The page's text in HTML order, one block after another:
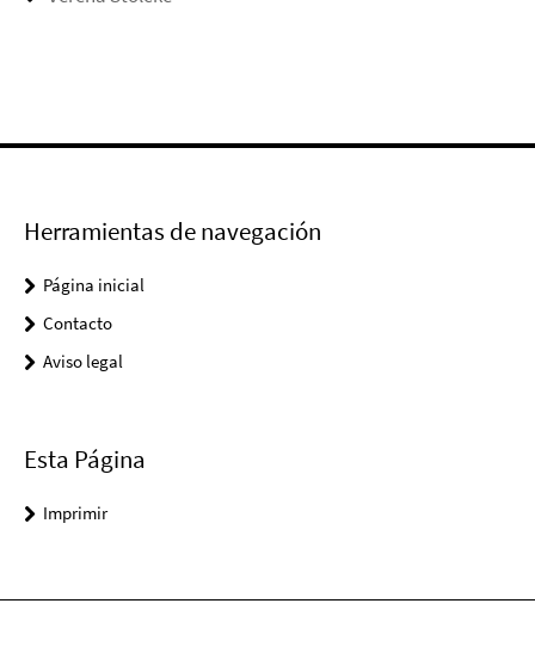
Herramientas de navegación
Página inicial
Contacto
Aviso legal
Esta Página
Imprimir